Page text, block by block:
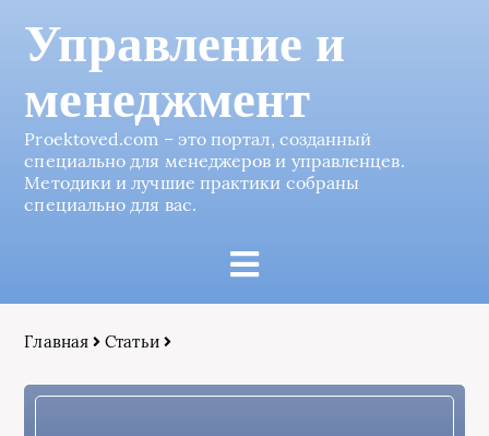
Управление и
менеджмент
Proektoved.com – это портал, созданный
специально для менеджеров и управленцев.
Методики и лучшие практики собраны
специально для вас.
Главная Статьи